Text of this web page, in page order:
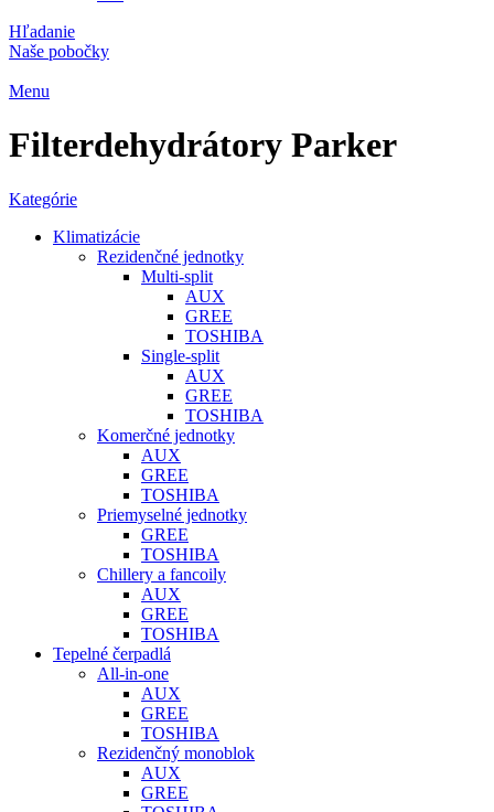
Hľadanie
Naše pobočky
Menu
Filterdehydrátory Parker
Kategórie
Klimatizácie
Rezidenčné jednotky
Multi-split
AUX
GREE
TOSHIBA
Single-split
AUX
GREE
TOSHIBA
Komerčné jednotky
AUX
GREE
TOSHIBA
Priemyselné jednotky
GREE
TOSHIBA
Chillery a fancoily
AUX
GREE
TOSHIBA
Tepelné čerpadlá
All-in-one
AUX
GREE
TOSHIBA
Rezidenčný monoblok
AUX
GREE